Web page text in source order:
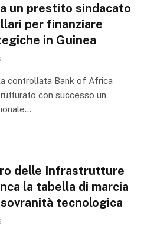
un prestito sindacato
per finanziare
in Guinea
controllata Bank of Africa
con successo un
delle Infrastrutture
la tabella di marcia
tecnologica